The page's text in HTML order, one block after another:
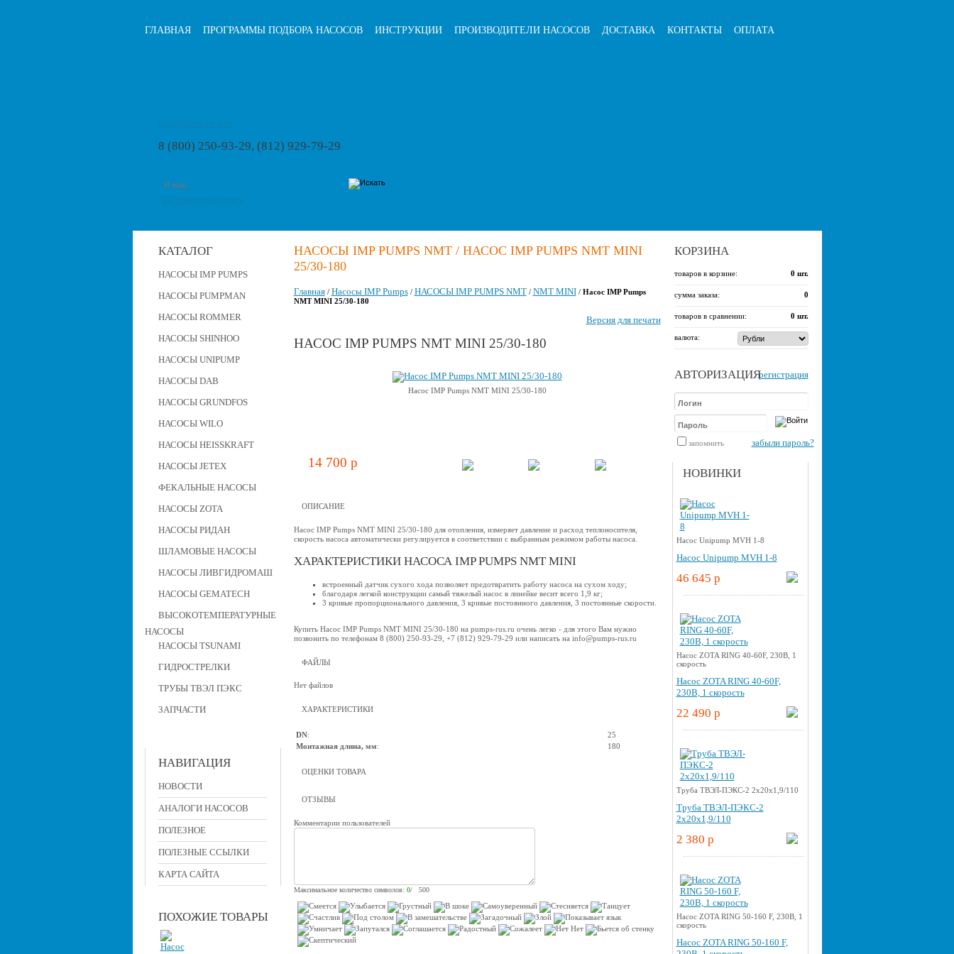
ГЛАВНАЯ ПРОГРАММЫ ПОДБОРА НАСОСОВ ИНСТРУКЦИИ ПРОИЗВОДИТЕЛИ НАСОСОВ ДОСТАВКА КОНТАКТЫ ОПЛАТА
8 (800) 250-93-29, (812) 929-79-29
КАТАЛОГ
НАСОСЫ IMP PUMPS
НАСОСЫ PUMPMAN
НАСОСЫ ROMMER
НАСОСЫ SHINHOO
НАСОСЫ UNIPUMP
НАСОСЫ DAB
НАСОСЫ GRUNDFOS
НАСОСЫ WILO
НАСОСЫ HEISSKRAFT
НАСОСЫ JETEX
ФЕКАЛЬНЫЕ НАСОСЫ
НАСОСЫ ZOTA
НАСОСЫ РИДАН
ШЛАМОВЫЕ НАСОСЫ
НАСОСЫ ЛИВГИДРОМАШ
НАСОСЫ GEMATECH
ВЫСОКОТЕМПЕРАТУРНЫЕ
НАСОСЫ
НАСОСЫ TSUNAMI
ГИДРОСТРЕЛКИ
ТРУБЫ ТВЭЛ ПЭКС
ЗАПЧАСТИ
НАВИГАЦИЯ
НОВОСТИ
АНАЛОГИ НАСОСОВ
ПОЛЕЗНОЕ
ПОЛЕЗНЫЕ ССЫЛКИ
КАРТА САЙТА
ПОХОЖИЕ ТОВАРЫ
КОРЗИНА
товаров в корзине: 0 шт.
сумма заказа: 0
товаров в сравнении: 0 шт.
валюта:
АВТОРИЗАЦИЯрегистрация
запомнить забыли пароль?
НОВИНКИ
Насос Unipump MVH 1-8
Насос Unipump MVH 1-8
46 645 p
Насос ZOTA RING 40-60F, 230В, 1
скорость
Насос ZOTA RING 40-60F,
230В, 1 скорость
22 490 p
Труба ТВЭЛ-ПЭКС-2 2x20x1,9/110
Труба ТВЭЛ-ПЭКС-2
2x20x1,9/110
2 380 p
Насос ZOTA RING 50-160 F, 230В, 1
скорость
Насос ZOTA RING 50-160 F,
НАСОСЫ IMP PUMPS NMT / НАСОС IMP PUMPS NMT MINI
25/30-180
Главная/ Насосы IMP Pumps/ НАСОСЫ IMP PUMPS NMT/ NMT MINI/ Насос IMP Pumps
NMT MINI 25/30-180
Версия для печати
НАСОС IMP PUMPS NMT MINI 25/30-180
Насос IMP Pumps NMT MINI 25/30-180
14 700 p
ОПИСАНИЕ
Насос IMP Pumps NMT MINI 25/30-180 для отопления, измеряет давление и расход теплоносителя,
скорость насоса автоматически регулируется в соответствии с выбранным режимом работы насоса.
ХАРАКТЕРИСТИКИ НАСОСА IMP PUMPS NMT MINI
встроенный датчик сухого хода позволяет предотвратить работу насоса на сухом ходу;
благодаря легкой конструкции самый тяжелый насос в линейке весит всего 1,9 кг;
3 кривые пропорционального давления, 3 кривые постоянного давления, 3 постоянные скорости.
Купить Насос IMP Pumps NMT MINI 25/30-180 на pumps-rus.ru очень легко - для этого Вам нужно
позвонить по телефонам 8 (800) 250-93-29, +7 (812) 929-79-29 или написать на info@pumps-rus.ru
ФАЙЛЫ
Нет файлов
ХАРАКТЕРИСТИКИ
DN:
25
Монтажная длина, мм: 180
ОЦЕНКИ ТОВАРА
ОТЗЫВЫ
Комментарии пользователей
Максимальное количество символов: 0/ 500